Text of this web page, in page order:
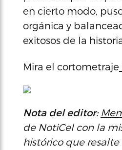
en cierto modo,
orgánica y
exitosos de la
Mira el cortometraje
Nota del editor:
de NotiCel con la
histórico que